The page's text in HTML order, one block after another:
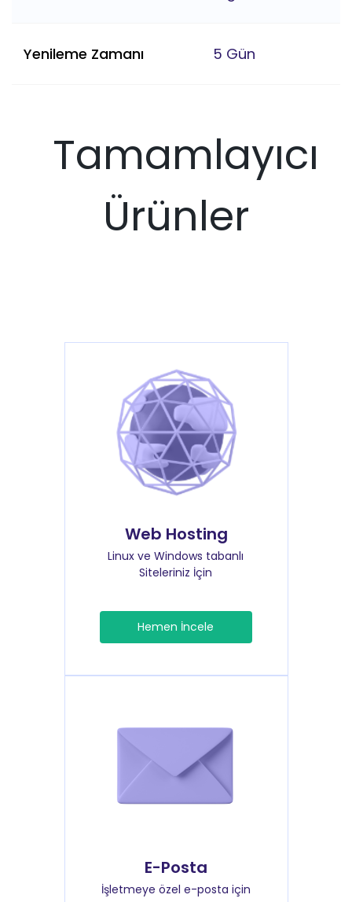
Yenileme Zamanı 5 Gün
Tamamlayıcı
Ürünler
Web Hosting
Linux ve Windows tabanlı
Siteleriniz İçin
Hemen İncele
E-Posta
İşletmeye özel e-posta için